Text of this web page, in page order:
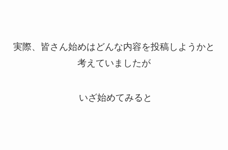
実際、皆さん始めはどんな内容を投稿しようかと
考えていましたが
いざ始めてみると